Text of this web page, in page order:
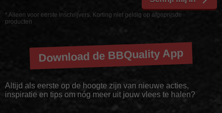
* Alleen voor eerste inschrijvers. Korting niet geldig op afgeprijsde
producten
Download de BBQuality App
Altijd als eerste op de hoogte zijn van nieuwe acties,
inspiratie en tips om nóg meer uit jouw vlees te halen?